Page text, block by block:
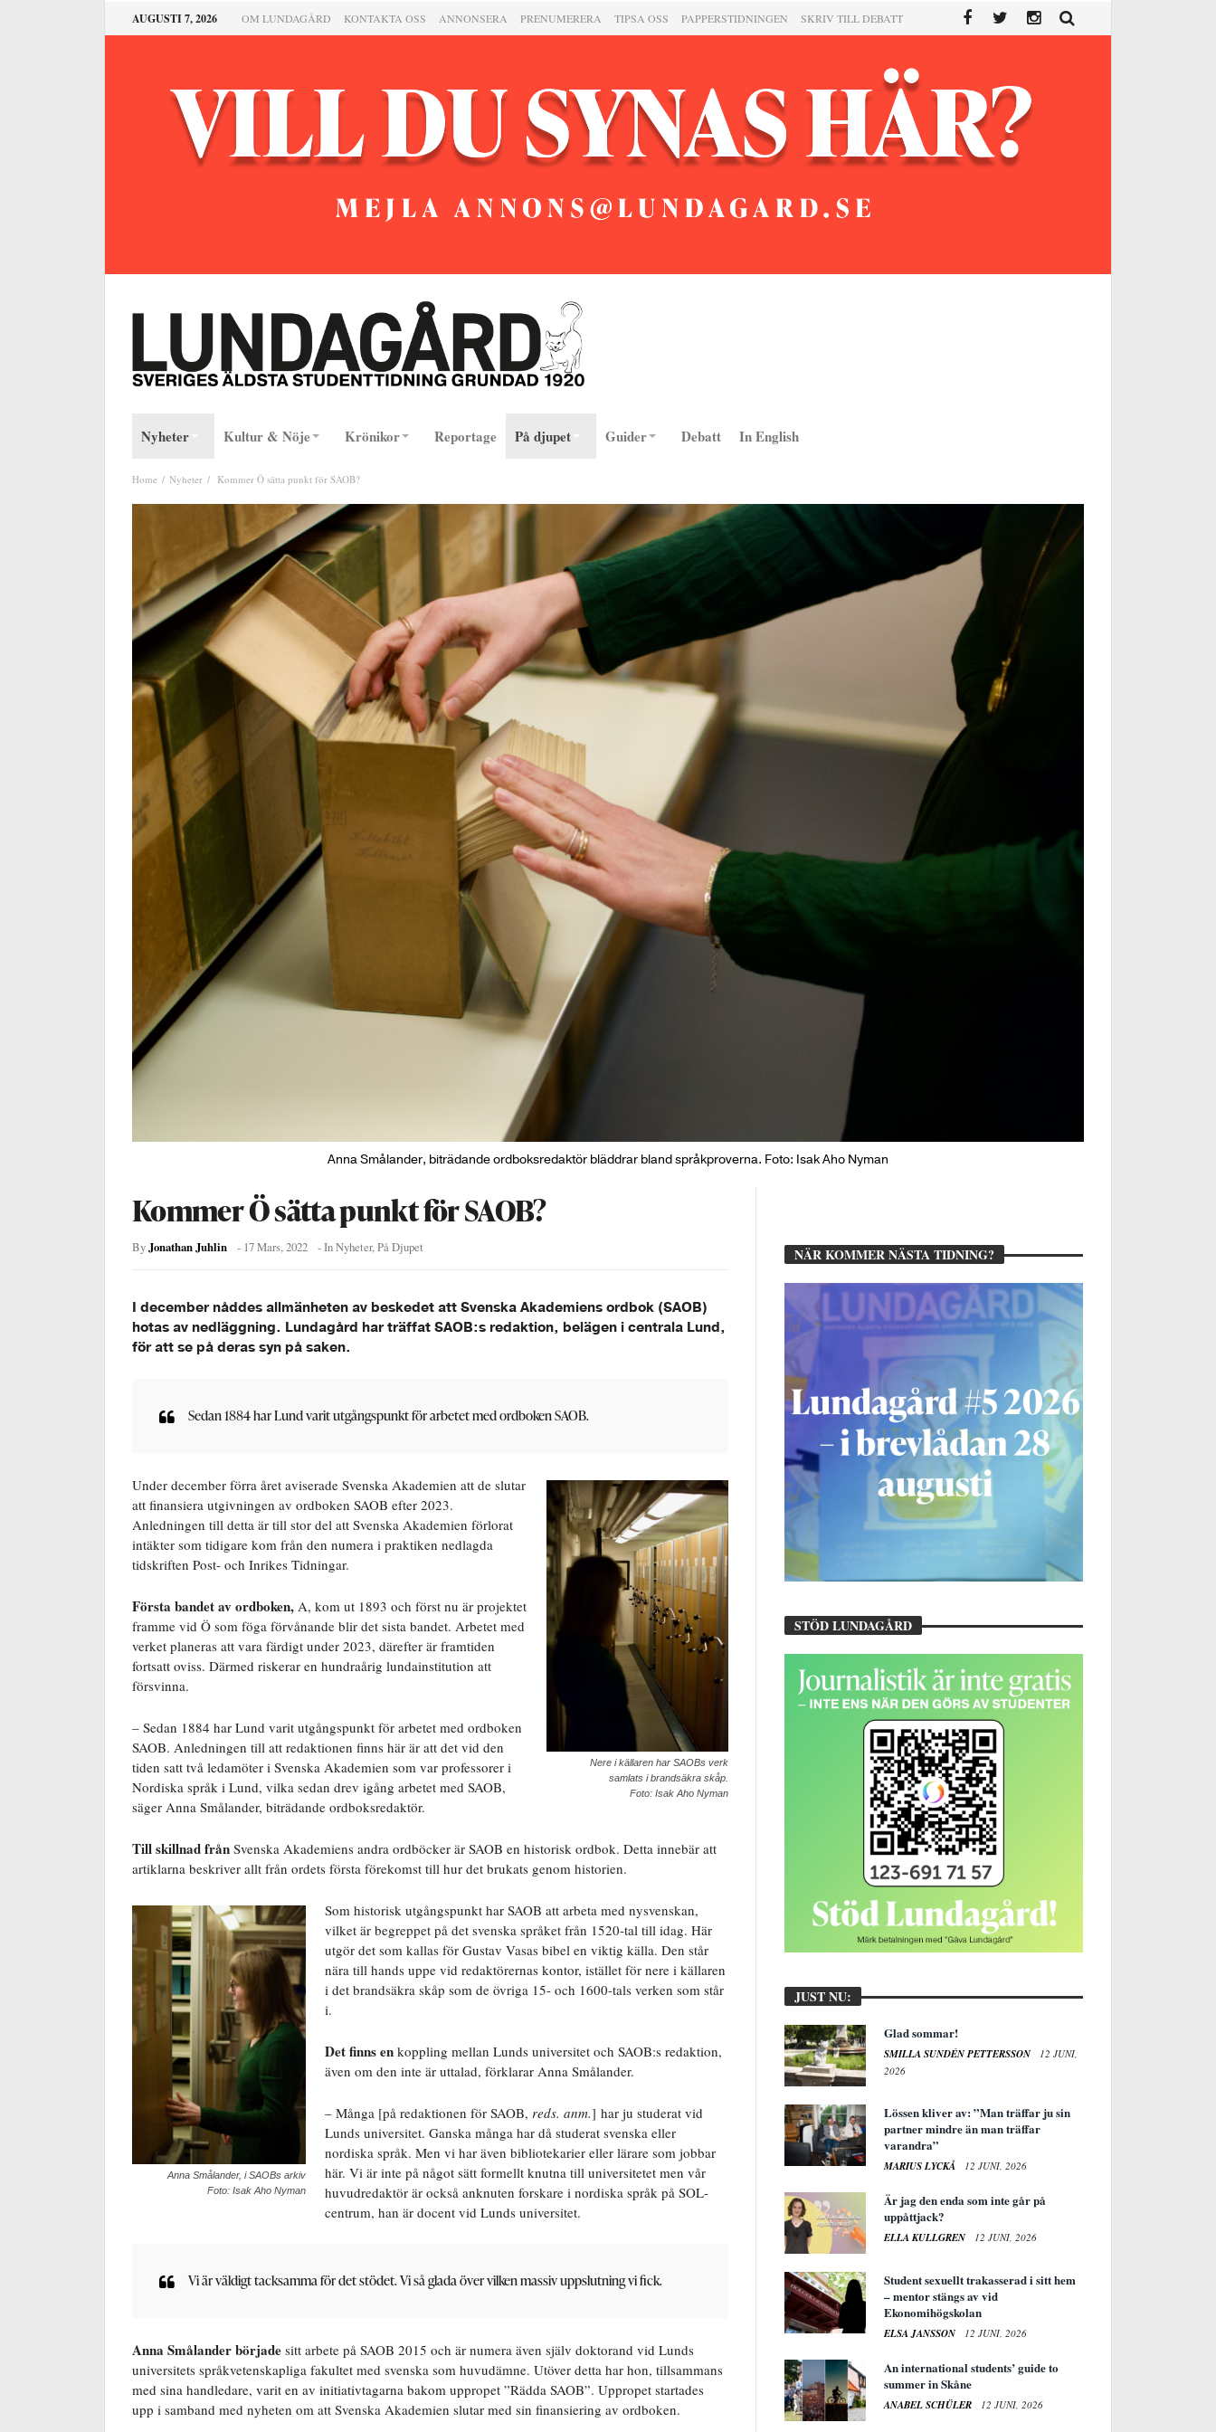
AUGUSTI 7, 2026 OM LUNDAGÅRD KONTAKTA OSS ANNONSERA PRENUMERERA TIPSA OSS PAPPERSTIDNINGEN SKRIV TILL DEBATT
Nyheter Kultur & Nöje Krönikor Reportage På djupet Guider Debatt In English
Home Nyheter Kommer Ö sätta punkt för SAOB?
Anna Smålander, biträdande ordboksredaktör bläddrar bland språkproverna. Foto: Isak Aho Nyman
Kommer Ö sätta punkt för SAOB?
ByJonathan Juhlin - 17 Mars, 2022 - InNyheter,På Djupet
I december nåddes allmänheten av beskedet att Svenska Akademiens ordbok (SAOB)
hotas av nedläggning. Lundagård har träffat SAOB:s redaktion, belägen i centrala Lund,
för att se på deras syn på saken.
Sedan 1884 har Lund varit utgångspunkt för arbetet med ordboken SAOB.
Nere i källaren har SAOBs verk
samlats i brandsäkra skåp.
Foto: Isak Aho Nyman
Under december förra året aviserade Svenska Akademien att de slutar
att finansiera utgivningen av ordboken SAOB efter 2023.
Anledningen till detta är till stor del att Svenska Akademien förlorat
intäkter som tidigare kom från den numera i praktiken nedlagda
tidskriften Post- och Inrikes Tidningar.
Första bandet av ordboken, A, kom ut 1893 och först nu är projektet
framme vid Ö som föga förvånande blir det sista bandet. Arbetet med
verket planeras att vara färdigt under 2023, därefter är framtiden
fortsatt oviss. Därmed riskerar en hundraårig lundainstitution att
försvinna.
– Sedan 1884 har Lund varit utgångspunkt för arbetet med ordboken
SAOB. Anledningen till att redaktionen finns här är att det vid den
tiden satt två ledamöter i Svenska Akademien som var professorer i
Nordiska språk i Lund, vilka sedan drev igång arbetet med SAOB,
säger Anna Smålander, biträdande ordboksredaktör.
Till skillnad från Svenska Akademiens andra ordböcker är SAOB en historisk ordbok. Detta innebär att
artiklarna beskriver allt från ordets första förekomst till hur det brukats genom historien.
Anna Smålander, i SAOBs arkiv
Foto: Isak Aho Nyman
Som historisk utgångspunkt har SAOB att arbeta med nysvenskan,
vilket är begreppet på det svenska språket från 1520-tal till idag. Här
utgör det som kallas för Gustav Vasas bibel en viktig källa. Den står
nära till hands uppe vid redaktörernas kontor, istället för nere i källaren
i det brandsäkra skåp som de övriga 15- och 1600-tals verken som står
i.
Det finns en koppling mellan Lunds universitet och SAOB:s redaktion,
även om den inte är uttalad, förklarar Anna Smålander.
– Många [på redaktionen för SAOB, reds. anm.] har ju studerat vid
Lunds universitet. Ganska många har då studerat svenska eller
nordiska språk. Men vi har även bibliotekarier eller lärare som jobbar
här. Vi är inte på något sätt formellt knutna till universitetet men vår
huvudredaktör är också anknuten forskare i nordiska språk på SOL-
centrum, han är docent vid Lunds universitet.
Vi är väldigt tacksamma för det stödet. Vi så glada över vilken massiv uppslutning vi fick.
Anna Smålander började sitt arbete på SAOB 2015 och är numera även själv doktorand vid Lunds
universitets språkvetenskapliga fakultet med svenska som huvudämne. Utöver detta har hon, tillsammans
med sina handledare, varit en av initiativtagarna bakom uppropet ”Rädda SAOB”. Uppropet startades
upp i samband med nyheten om att Svenska Akademien slutar med sin finansiering av ordboken.
NÄR KOMMER NÄSTA TIDNING?
STÖD LUNDAGÅRD
JUST NU:
Glad sommar!
SMILLA SUNDÉN PETTERSSON
12 JUNI,
2026
Lössen kliver av: ”Man träffar ju sin
partner mindre än man träffar
varandra”
MARIUS LYCKÅ 12 JUNI, 2026
Är jag den enda som inte går på
uppåttjack?
ELLA KULLGREN 12 JUNI, 2026
Student sexuellt trakasserad i sitt hem
– mentor stängs av vid
Ekonomihögskolan
ELSA JANSSON 12 JUNI, 2026
An international students’ guide to
summer in Skåne
ANABEL SCHÜLER 12 JUNI, 2026